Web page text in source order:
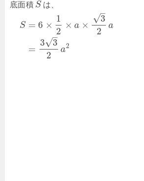
底面積 S は、
S =
=
6 ×
1
2
× a ×
3
–
√
2
a
3 3
–
√
2
a2